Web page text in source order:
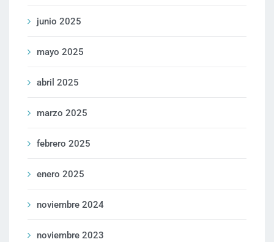
junio 2025
mayo 2025
abril 2025
marzo 2025
febrero 2025
enero 2025
noviembre 2024
noviembre 2023